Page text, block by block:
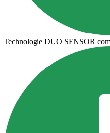
Technologie DUO SENSOR